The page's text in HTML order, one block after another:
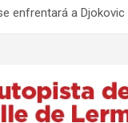
enfrentará a